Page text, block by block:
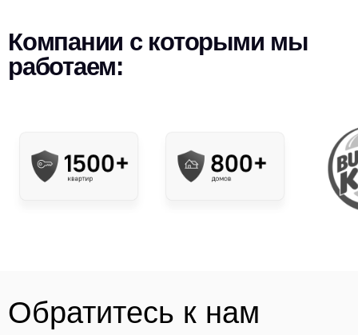
Компании с которыми мы
работаем:
Обратитесь к нам